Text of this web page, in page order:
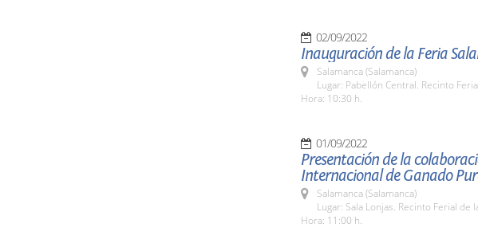
02/09/2022
Inauguración de la Feria
Salamanca (Salamanca)
Lugar: Pabellón Central. Recinto
Hora: 10:30 h.
01/09/2022
Presentación de la
Internacional de Ganado
Salamanca (Salamanca)
Lugar: Sala Lonjas. Recinto Ferial de
Hora: 11:00 h.